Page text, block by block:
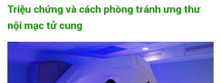
Triệu chứng và cách phòng tránh ưng thư
nội mạc tử cung